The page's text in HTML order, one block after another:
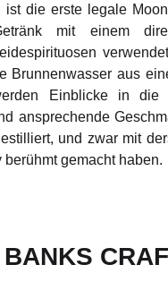
ist die erste legale
mit einem
Brunnenwasser aus
Einblicke in die
ansprechende
und zwar mit
gemacht haben.